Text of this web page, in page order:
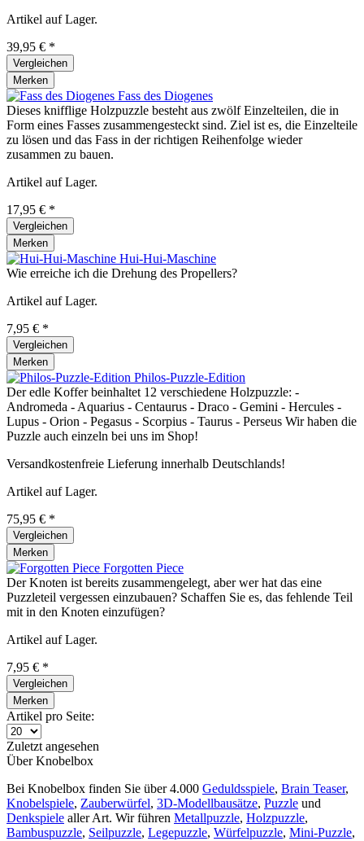
Artikel auf Lager.
39,95 € *
Vergleichen
Merken
Fass des Diogenes
Dieses knifflige Holzpuzzle besteht aus zwölf Einzelteilen, die in
Form eines Fasses zusammengesteckt sind. Ziel ist es, die Einzelteile
zu lösen und das Fass in der richtigen Reihenfolge wieder
zusammen zu bauen.
Artikel auf Lager.
17,95 € *
Vergleichen
Merken
Hui-Hui-Maschine
Wie erreiche ich die Drehung des Propellers?
Artikel auf Lager.
7,95 € *
Vergleichen
Merken
Philos-Puzzle-Edition
Der edle Koffer beinhaltet 12 verschiedene Holzpuzzle: -
Andromeda - Aquarius - Centaurus - Draco - Gemini - Hercules -
Lupus - Orion - Pegasus - Scorpius - Taurus - Perseus Wir haben die
Puzzle auch einzeln bei uns im Shop!
Versandkostenfreie Lieferung innerhalb Deutschlands!
Artikel auf Lager.
75,95 € *
Vergleichen
Merken
Forgotten Piece
Der Knoten ist bereits zusammengelegt, aber wer hat das eine
Puzzleteil vergessen einzubauen? Schaffen Sie es, das fehlende Teil
mit in den Knoten einzufügen?
Artikel auf Lager.
7,95 € *
Vergleichen
Merken
Artikel pro Seite:
Zuletzt angesehen
Über Knobelbox
Bei Knobelbox finden Sie über 4.000 Geduldsspiele, Brain Teaser,
Knobelspiele, Zauberwürfel, 3D-Modellbausätze, Puzzle und
Denkspiele aller Art. Wir führen Metallpuzzle, Holzpuzzle,
Bambuspuzzle, Seilpuzzle, Legepuzzle, Würfelpuzzle, Mini-Puzzle,